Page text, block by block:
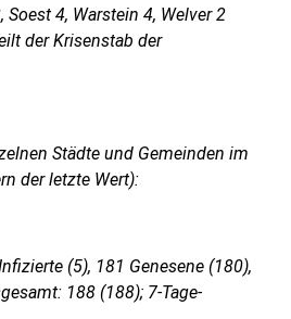
Soest 4, Warstein 4, Welver 2
der Krisenstab der
Städte und Gemeinden im
der letzte Wert):
(5), 181 Genesene (180),
188 (188); 7-Tage-